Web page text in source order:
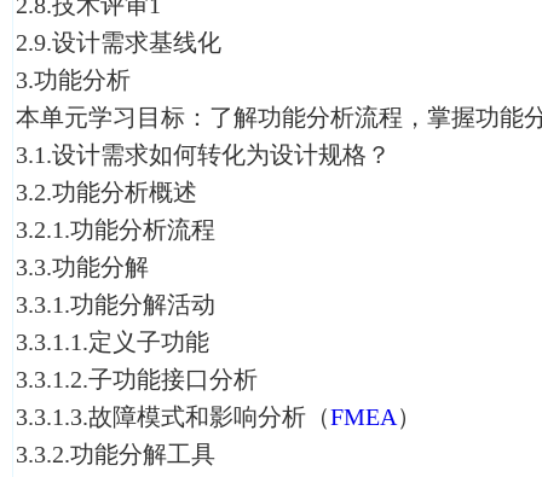
2.9.设计需求基线化
3.功能分析
本单元学习目标：了解功能分析流程，掌握功能
3.1.设计需求如何转化为设计规格？
3.2.功能分析概述
3.2.1.功能分析流程
3.3.功能分解
3.3.1.功能分解活动
3.3.1.1.定义子功能
3.3.1.2.子功能接口分析
3.3.1.3.故障模式和影响分析（FMEA）
3.3.2.功能分解工具